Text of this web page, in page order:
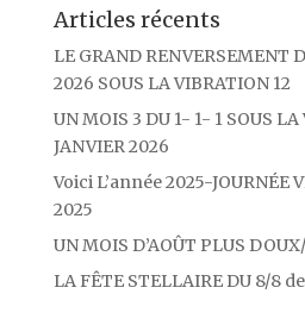
Articles récents
LE GRAND RENVERSEMENT
2026 SOUS LA VIBRATION 12
UN MOIS 3 DU 1- 1- 1 SOUS
JANVIER 2026
Voici L’année 2025-JOURNÉE
2025
UN MOIS D’AOÛT PLUS
LA FÊTE STELLAIRE DU 8/8